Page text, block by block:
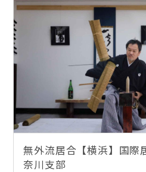
無外流居合【横浜】国際
奈川支部